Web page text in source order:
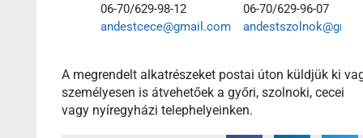
06-70/629-98-12
andestcece@gmail.com
06-70/629-96-07
A megrendelt alkatrészeket postai úton küldjük ki
személyesen is átvehetőek a győri, szolnoki, cecei
vagy nyíregyházi telephelyeinken.